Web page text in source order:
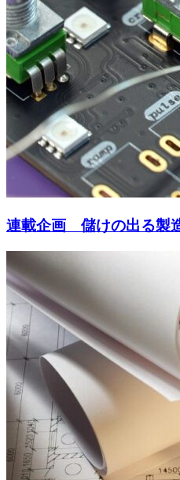
連載企画 儲けの出る製